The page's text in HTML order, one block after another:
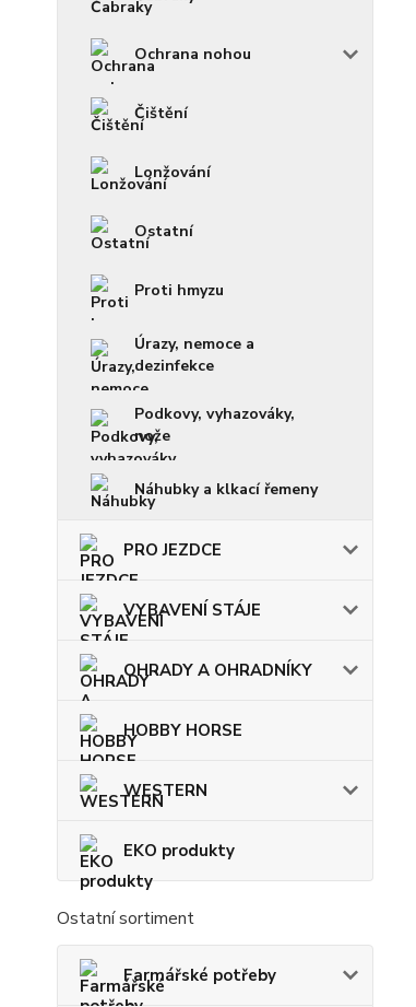
Ochrana nohou
Čištění
Lonžování
Ostatní
Proti hmyzu
Úrazy, nemoce a
dezinfekce
Podkovy, vyhazováky,
nože
Náhubky a klkací řemeny
PRO JEZDCE
VYBAVENÍ STÁJE
OHRADY A OHRADNÍKY
HOBBY HORSE
WESTERN
EKO produkty
Ostatní sortiment
Farmářské potřeby